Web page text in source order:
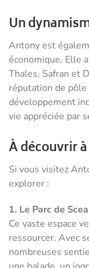
Un
Antony est
économique. Elle
Thales, Safran et
réputation de
développement
vie appréciée par
À découvrir
Si vous visitez
explorer :
1. Le Parc de
Ce vaste espace
ressourcer. Avec
nombreuses